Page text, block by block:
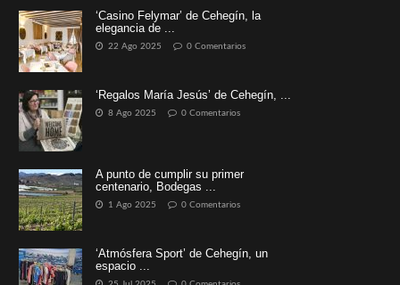
‘Casino Felymar’ de Cehegín, la
elegancia de ...
22 Ago 2025 0 Comentarios
‘Regalos María Jesús’ de Cehegín, ...
8 Ago 2025 0 Comentarios
A punto de cumplir su primer
centenario, Bodegas ...
1 Ago 2025 0 Comentarios
‘Atmósfera Sport’ de Cehegín, un
espacio ...